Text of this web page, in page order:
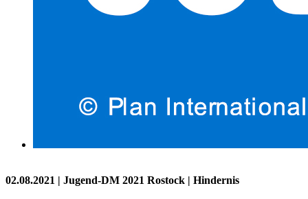
02.08.2021 | Jugend-DM 2021 Rostock | Hindernis